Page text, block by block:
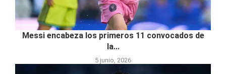
Messi encabeza los primeros 11 convocados de
la...
5 junio, 2026